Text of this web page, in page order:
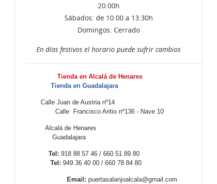
20:00h
Sábados: de 10:00 a 13:30h
Domingos: Cerrado
En días festivos el horario puede sufrir cambios
Tienda en Alcalá de Henares
Tienda en Guadalajara
Calle Juan de Austria nº14
Calle Francisco Aritio nº136 - Nave 10
Alcalá de Henares
Guadalajara
Tel: 918 88 57 46 / 660 51 89 80
Tel: 949 36 40 00 / 660 78 84 80
Email: puertasalanjoalcala@gmail.com